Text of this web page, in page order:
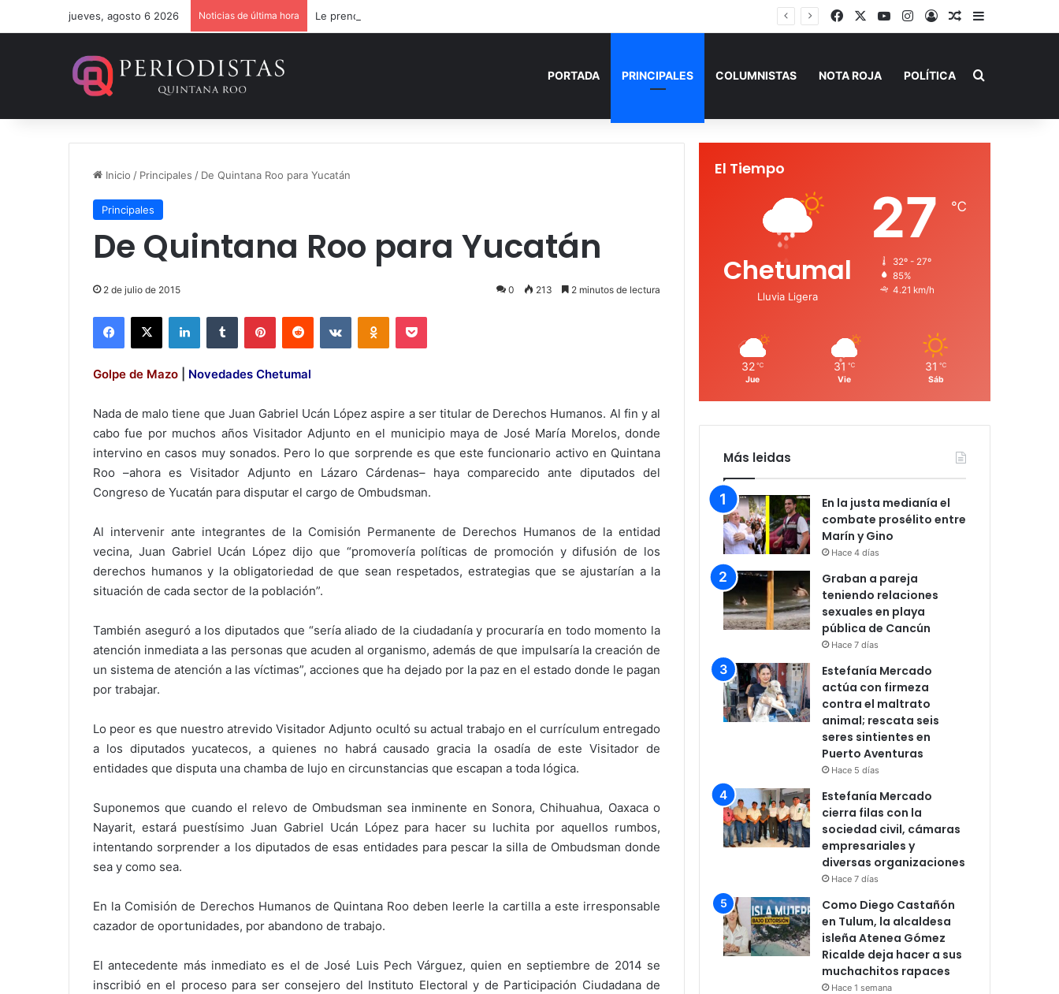
jueves, agosto 6 2026 Noticias de última hora Le prenden fuego a camioneta involucrada en balacera en Carrillo Puerto FacebookYouTubeInstagram
AccesoPublicación al
Barra lateral
PORTADA PRINCIPALES COLUMNISTAS NOTA ROJA POLÍTICA Buscar por
Inicio / Principales / De Quintana Roo para Yucatán
Principales
De Quintana Roo para Yucatán
2 de julio de 2015 0 213 2 minutos de lectura
Facebook
X LinkedInTumblr PinterestReddit VKontakteOdnoklassniki
Pocket
Golpe de Mazo Novedades Chetumal
Nada de malo tiene que Juan Gabriel Ucán López aspire a ser titular de Derechos Humanos. Al fin y al
cabo fue por muchos años Visitador Adjunto en el municipio maya de José María Morelos, donde
intervino en casos muy sonados. Pero lo que sorprende es que este funcionario activo en Quintana
Roo –ahora es Visitador Adjunto en Lázaro Cárdenas– haya comparecido ante diputados del
Congreso de Yucatán para disputar el cargo de Ombudsman.
Al intervenir ante integrantes de la Comisión Permanente de Derechos Humanos de la entidad
vecina, Juan Gabriel Ucán López dijo que “promovería políticas de promoción y difusión de los
derechos humanos y la obligatoriedad de que sean respetados, estrategias que se ajustarían a la
situación de cada sector de la población”.
También aseguró a los diputados que “sería aliado de la ciudadanía y procuraría en todo momento la
atención inmediata a las personas que acuden al organismo, además de que impulsaría la creación de
un sistema de atención a las víctimas”, acciones que ha dejado por la paz en el estado donde le pagan
por trabajar.
Lo peor es que nuestro atrevido Visitador Adjunto ocultó su actual trabajo en el currículum entregado
a los diputados yucatecos, a quienes no habrá causado gracia la osadía de este Visitador de
entidades que disputa una chamba de lujo en circunstancias que escapan a toda lógica.
Suponemos que cuando el relevo de Ombudsman sea inminente en Sonora, Chihuahua, Oaxaca o
Nayarit, estará puestísimo Juan Gabriel Ucán López para hacer su luchita por aquellos rumbos,
intentando sorprender a los diputados de esas entidades para pescar la silla de Ombudsman donde
sea y como sea.
En la Comisión de Derechos Humanos de Quintana Roo deben leerle la cartilla a este irresponsable
cazador de oportunidades, por abandono de trabajo.
El antecedente más inmediato es el de José Luis Pech Várguez, quien en septiembre de 2014 se
inscribió en el proceso para ser consejero del Instituto Electoral y de Participación Ciudadana de
El Tiempo
Chetumal
Lluvia Ligera
27 ℃
32º - 27º
85%
4.21 km/h
32 ℃
Jue
31 ℃
Vie
31 ℃
Sáb
Más leidas
En la justa medianía el
combate prosélito entre
Marín y Gino
Hace 4 días
Graban a pareja
teniendo relaciones
sexuales en playa
pública de Cancún
Hace 7 días
Estefanía Mercado
actúa con firmeza
contra el maltrato
animal; rescata seis
seres sintientes en
Puerto Aventuras
Hace 5 días
Estefanía Mercado
cierra filas con la
sociedad civil, cámaras
empresariales y
diversas organizaciones
Hace 7 días
Como Diego Castañón
en Tulum, la alcaldesa
isleña Atenea Gómez
Ricalde deja hacer a sus
muchachitos rapaces
Hace 1 semana